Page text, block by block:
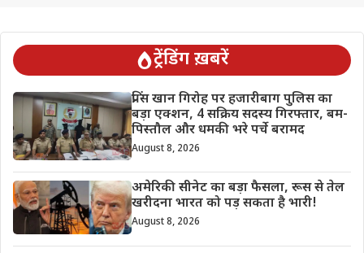
ट्रेंडिंग ख़बरें
प्रिंस खान गिरोह पर हजारीबाग पुलिस का
बड़ा एक्शन, 4 सक्रिय सदस्य गिरफ्तार, बम-
पिस्तौल और धमकी भरे पर्चे बरामद
August 8, 2026
अमेरिकी सीनेट का बड़ा फैसला, रूस से तेल
खरीदना भारत को पड़ सकता है भारी!
August 8, 2026